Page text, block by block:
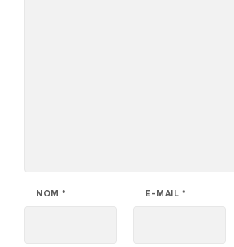
NOM* E-MAIL*